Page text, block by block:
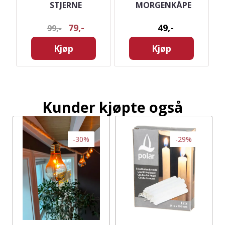
STJERNE
99,-
79,-
Kjøp
MORGENKÅPE
49,-
Kjøp
Kunder kjøpte også
-30% -29%